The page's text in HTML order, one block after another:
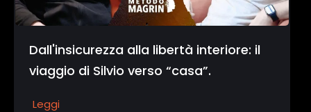
Dall'insicurezza alla libertà interiore: il
viaggio di Silvio verso “casa”.
Leggi